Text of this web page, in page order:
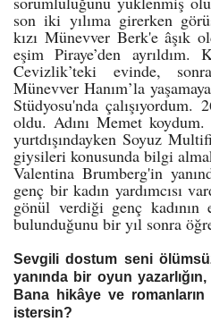
son iki yılıma girerken
kızı Münevver Berk'e âşık
eşim Piraye’den ayrıldım.
Cevizlik’teki evinde,
Münevver Hanım’la
Stüdyosu'nda
oldu. Adını Memet koydum.
yurtdışındayken Soyuz
giysileri konusunda bilgi
Valentina Brumberg'in
genç bir kadın yardımcısı
gönül verdiği genç
bulunduğunu bir yıl sonra
Sevgili dostum seni
yanında bir oyun
Bana hikâye ve
istersin?